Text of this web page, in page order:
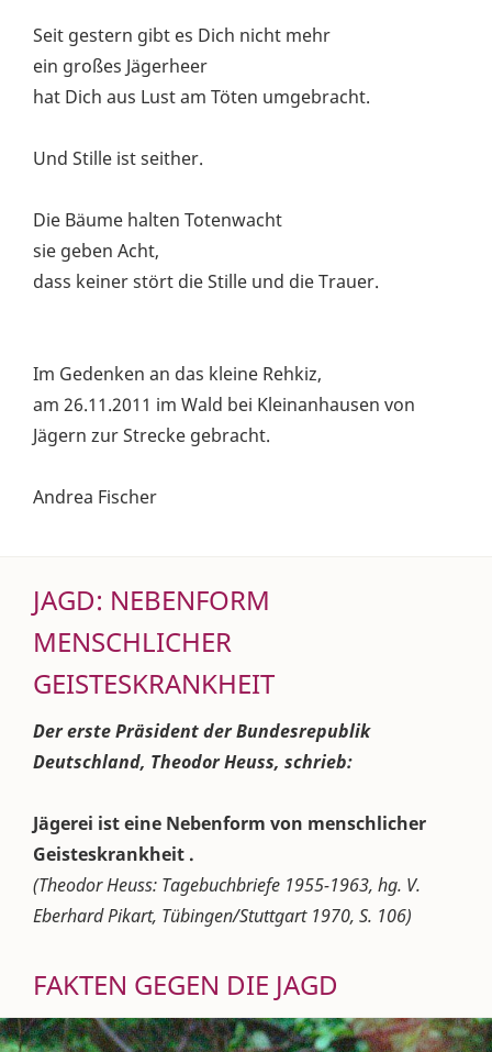
Seit gestern gibt es Dich nicht mehr
ein großes Jägerheer
hat Dich aus Lust am Töten umgebracht.
Und Stille ist seither.
Die Bäume halten Totenwacht
sie geben Acht,
dass keiner stört die Stille und die Trauer.
Im Gedenken an das kleine Rehkiz,
am 26.11.2011 im Wald bei Kleinanhausen von
Jägern zur Strecke gebracht.
Andrea Fischer
JAGD: NEBENFORM
MENSCHLICHER
GEISTESKRANKHEIT
Der erste Präsident der Bundesrepublik
Deutschland, Theodor Heuss, schrieb:
Jägerei ist eine Nebenform von menschlicher
Geisteskrankheit .
(Theodor Heuss: Tagebuchbriefe 1955-1963, hg. V.
Eberhard Pikart, Tübingen/Stuttgart 1970, S. 106)
FAKTEN GEGEN DIE JAGD